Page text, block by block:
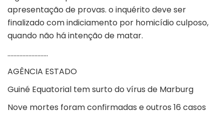
apresentação de provas. o inquérito deve ser
finalizado com indiciamento por homicídio culposo,
quando não há intenção de matar.
………………………
AGÊNCIA ESTADO
Guiné Equatorial tem surto do vírus de Marburg
Nove mortes foram confirmadas e outros 16 casos